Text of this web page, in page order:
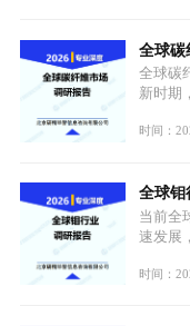
型为新
资源与
迭代、
全球碳
全球碳
新时期
持续扩
体规模
大独立
时间：
全球钼
当前全
速发展
需格局
时间：